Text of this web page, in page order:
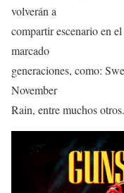
volverán a
compartir escenario en
marcado
generaciones, como:
November
Rain, entre muchos otros.